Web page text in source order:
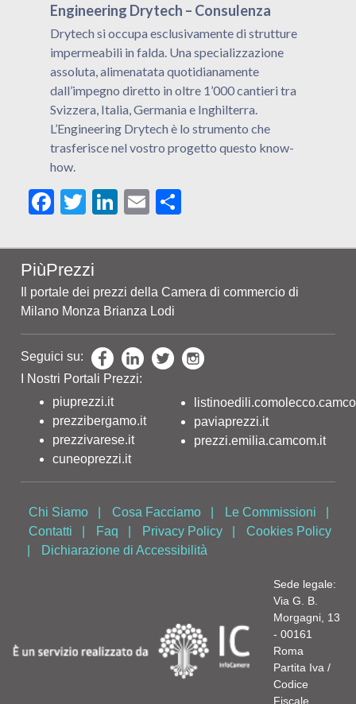
Engineering Drytech – Consulenza
Drytech si occupa esclusivamente di strutture
impermeabili in falda. Una specializzazione
assoluta, alimenatata quotidianamente
dall’impegno diretto in oltre 1’000 cantieri tra
Svizzera, Italia, Germania e Inghilterra.
L’Engineering Drytech è lo strumento che
trasferisce nel vostro progetto questo know-
how.
Facebook
Twitter
LinkedIn
Email
PiùPrezzi
Il portale dei prezzi della Camera di commercio di
Milano Monza Brianza Lodi
Seguici su:
I Nostri Portali Prezzi:
piuprezzi.it
prezzibergamo.it
prezzivarese.it
cuneoprezzi.it
paviaprezzi.it
prezzi.emilia.camcom.it
Chi Siamo Cosa Facciamo Le Commissioni
Contatti
Faq Privacy Policy
Cookies Policy
Dichiarazione di Accessibilità
Sede legale:
Via G. B.
Morgagni, 13
- 00161
Roma
Partita Iva /
Codice
Fiscale